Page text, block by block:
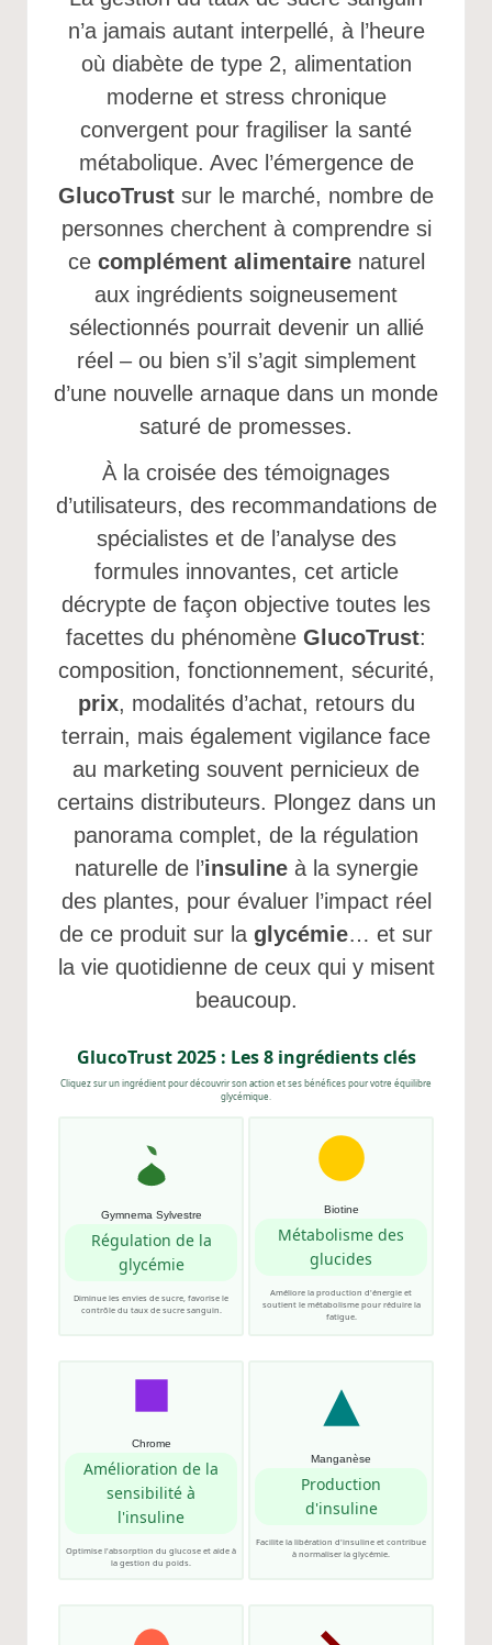
n’a jamais autant interpellé, à l’heure
où diabète de type 2, alimentation
moderne et stress chronique
convergent pour fragiliser la santé
métabolique. Avec l’émergence de
GlucoTrust sur le marché, nombre de
personnes cherchent à comprendre si
ce complément alimentairenaturel
aux ingrédients soigneusement
sélectionnés pourrait devenir un allié
réel – ou bien s’il s’agit simplement
d’une nouvelle arnaque dans un monde
saturé de promesses.
À la croisée des témoignages
d’utilisateurs, des recommandations de
spécialistes et de l’analyse des
formules innovantes, cet article
décrypte de façon objective toutes les
facettes du phénomène GlucoTrust:
composition, fonctionnement, sécurité,
prix, modalités d’achat, retours du
terrain, mais également vigilance face
au marketing souvent pernicieux de
certains distributeurs. Plongez dans un
panorama complet, de la régulation
naturelle de l’insulineà la synergie
des plantes, pour évaluer l’impact réel
de ce produit sur la glycémie… et sur
la vie quotidienne de ceux qui y misent
beaucoup.
GlucoTrust 2025 : Les 8 ingrédients clés
Cliquez sur un ingrédient pour découvrir son action et ses bénéfices pour votre équilibre
glycémique.
Gymnema Sylvestre
Régulation de la
glycémie
Diminue les envies de sucre, favorise le
contrôle du taux de sucre sanguin.
Biotine
Métabolisme des
glucides
Améliore la production d'énergie et
soutient le métabolisme pour réduire la
fatigue.
Chrome
Amélioration de la
sensibilité à
l'insuline
Optimise l'absorption du glucose et aide à
la gestion du poids.
Manganèse
Production
d'insuline
Facilite la libération d'insuline et contribue
à normaliser la glycémie.